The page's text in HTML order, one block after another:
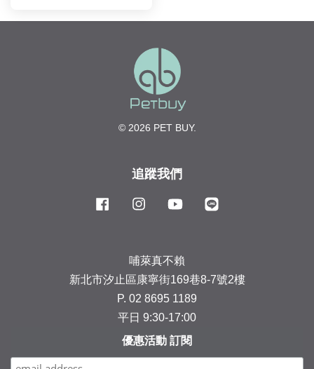
© 2026 PET BUY.
追蹤我們
Facebook Instagram YouTube
哺萊真不賴
新北市汐止區康寧街169巷8-7號2樓
P. 02 8695 1189
平日 9:30-17:00
優惠活動 訂閱